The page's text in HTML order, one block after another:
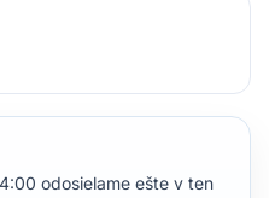
odosielame ešte v ten